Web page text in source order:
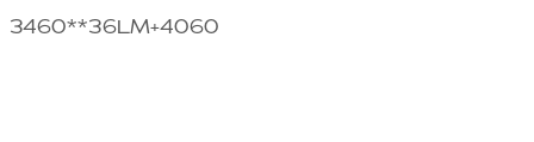
3460**36LM+4060